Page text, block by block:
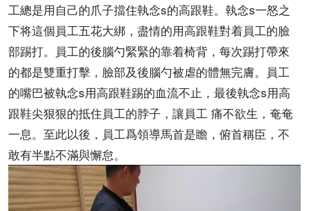
工總是用自己的爪子擋住執念s的高跟鞋。執念s一怒之
下将這個員工五花大綁，盡情的用高跟鞋對着員工的臉
部踢打。員工的後腦勺緊緊的靠着椅背，每次踢打帶來
的都是雙重打擊，臉部及後腦勺被虐的體無完膚。員工
的嘴巴被執念s用高跟鞋踢的血流不止，最後執念s用高
跟鞋尖狠狠的抵住員工的脖子，讓員工 痛不欲生，奄奄
一息。至此以後，員工爲領導馬首是瞻，俯首稱臣，不
敢有半點不滿與懈怠。